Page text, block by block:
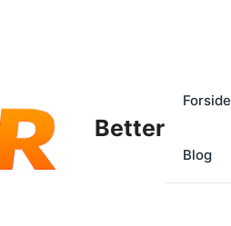
Better
Forside
Blog